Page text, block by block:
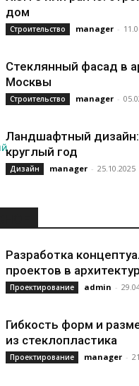
дом
Строительство manager -
Стеклянный фасад в
Москвы
Строительство manager -
Ландшафтный дизайн:
круглый год
Дизайн manager - 25.10.2025
Разработка
проектов в
Проектирование admin -
Гибкость форм и
из стеклопластика
Проектирование manager -